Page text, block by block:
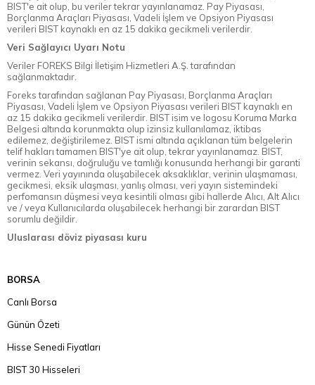
BIST'e ait olup, bu veriler tekrar yayınlanamaz. Pay Piyasası,
Borçlanma Araçları Piyasası, Vadeli İşlem ve Opsiyon Piyasası
verileri BIST kaynaklı en az 15 dakika gecikmeli verilerdir.
Veri Sağlayıcı Uyarı Notu
Veriler FOREKS Bilgi İletişim Hizmetleri A.Ş. tarafından
sağlanmaktadır.
Foreks tarafından sağlanan Pay Piyasası, Borçlanma Araçları
Piyasası, Vadeli İşlem ve Opsiyon Piyasası verileri BIST kaynaklı en
az 15 dakika gecikmeli verilerdir. BIST isim ve logosu Koruma Marka
Belgesi altında korunmakta olup izinsiz kullanılamaz, iktibas
edilemez, değiştirilemez. BIST ismi altında açıklanan tüm belgelerin
telif hakları tamamen BIST'ye ait olup, tekrar yayınlanamaz. BIST,
verinin sekansı, doğruluğu ve tamlığı konusunda herhangi bir garanti
vermez. Veri yayınında oluşabilecek aksaklıklar, verinin ulaşmaması,
gecikmesi, eksik ulaşması, yanlış olması, veri yayın sistemindeki
perfomansın düşmesi veya kesintili olması gibi hallerde Alıcı, Alt Alıcı
ve / veya Kullanıcılarda oluşabilecek herhangi bir zarardan BIST
sorumlu değildir.
Uluslarası döviz piyasası kuru
BORSA
Canlı Borsa
Günün Özeti
Hisse Senedi Fiyatları
BIST 30 Hisseleri